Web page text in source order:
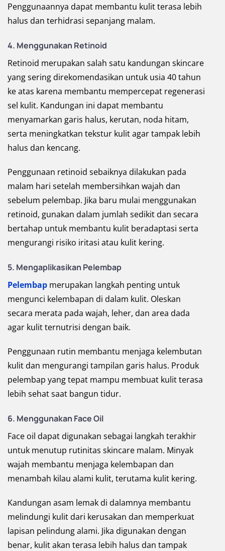
Penggunaannya dapat membantu kulit terasa lebih
halus dan terhidrasi sepanjang malam.
4. Menggunakan Retinoid
Retinoid merupakan salah satu kandungan skincare
yang sering direkomendasikan untuk usia 40 tahun
ke atas karena membantu mempercepat regenerasi
sel kulit. Kandungan ini dapat membantu
menyamarkan garis halus, kerutan, noda hitam,
serta meningkatkan tekstur kulit agar tampak lebih
halus dan kencang.
Penggunaan retinoid sebaiknya dilakukan pada
malam hari setelah membersihkan wajah dan
sebelum pelembap. Jika baru mulai menggunakan
retinoid, gunakan dalam jumlah sedikit dan secara
bertahap untuk membantu kulit beradaptasi serta
mengurangi risiko iritasi atau kulit kering.
5. Mengaplikasikan Pelembap
Pelembap merupakan langkah penting untuk
mengunci kelembapan di dalam kulit. Oleskan
secara merata pada wajah, leher, dan area dada
agar kulit ternutrisi dengan baik.
Penggunaan rutin membantu menjaga kelembutan
kulit dan mengurangi tampilan garis halus. Produk
pelembap yang tepat mampu membuat kulit terasa
lebih sehat saat bangun tidur.
6. Menggunakan Face Oil
Face oil dapat digunakan sebagai langkah terakhir
untuk menutup rutinitas skincare malam. Minyak
wajah membantu menjaga kelembapan dan
menambah kilau alami kulit, terutama kulit kering.
Kandungan asam lemak di dalamnya membantu
melindungi kulit dari kerusakan dan memperkuat
lapisan pelindung alami. Jika digunakan dengan
benar, kulit akan terasa lebih halus dan tampak